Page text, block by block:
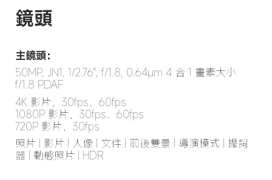
鏡頭
主鏡頭：
50MP, JN1, 1/2.76", f/1.8, 0.64μm 4 合 1 畫素大小
f/1.8 PDAF
4K 影片，30fps、60fps
1080P 影片，30fps、60fps
720P 影片，30fps
照片 | 影片 | 人像 | 文件 | 前後雙景 | 導演模式 | 提詞
器 | 動態照片 | HDR